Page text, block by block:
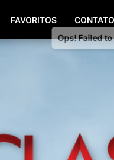
(51) 98196-8290
FAVORITOS CONTATO